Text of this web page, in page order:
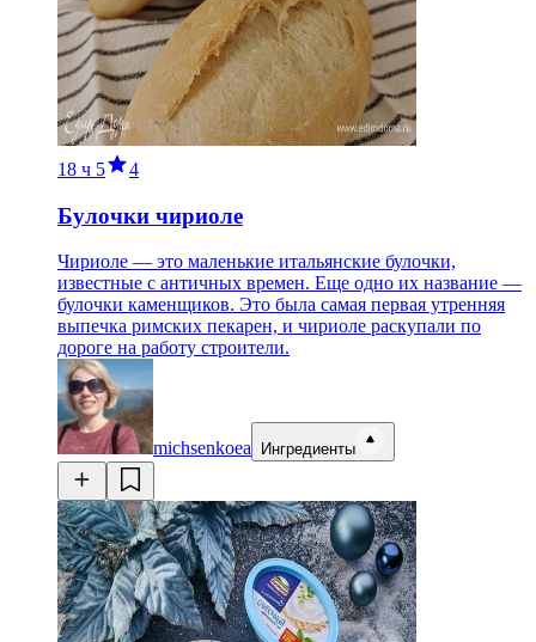
18 ч 5 4
Булочки чириоле
Чириоле — это маленькие итальянские булочки,
известные с античных времен. Еще одно их название —
булочки каменщиков. Это была самая первая утренняя
выпечка римских пекарен, и чириоле раскупали по
дороге на работу строители.
michsenkoea Ингредиенты